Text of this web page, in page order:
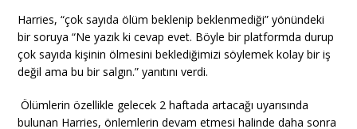
Harries, “çok sayıda ölüm beklenip beklenmediği” yönündeki
bir soruya “Ne yazık ki cevap evet. Böyle bir platformda durup
çok sayıda kişinin ölmesini beklediğimizi söylemek kolay bir iş
değil ama bu bir salgın.” yanıtını verdi.
Ölümlerin özellikle gelecek 2 haftada artacağı uyarısında
bulunan Harries, önlemlerin devam etmesi halinde daha sonra